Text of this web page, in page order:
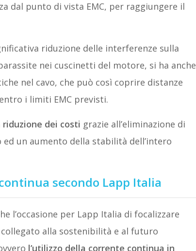
dal punto di vista EMC, per raggiungere il
riduzione delle interferenze sulla
nei cuscinetti del motore, si ha anche
nel cavo, che può così coprire distanze
i limiti EMC previsti.
riduzione dei costi grazie all’eliminazione di
un aumento della stabilità dell’intero
secondo Lapp Italia
l’occasione per Lapp Italia di focalizzare
alla sostenibilità e al futuro
l’utilizzo della corrente continua in